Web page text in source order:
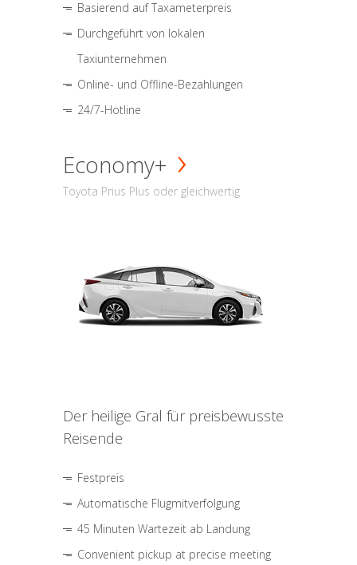
Basierend auf Taxameterpreis
Durchgeführt von lokalen
Taxiunternehmen
Online- und Offline-Bezahlungen
24/7-Hotline
Economy+
Toyota Prius Plus oder gleichwertig
Der heilige Gral für preisbewusste
Reisende
Festpreis
Automatische Flugmitverfolgung
45 Minuten Wartezeit ab Landung
Convenient pickup at precise meeting